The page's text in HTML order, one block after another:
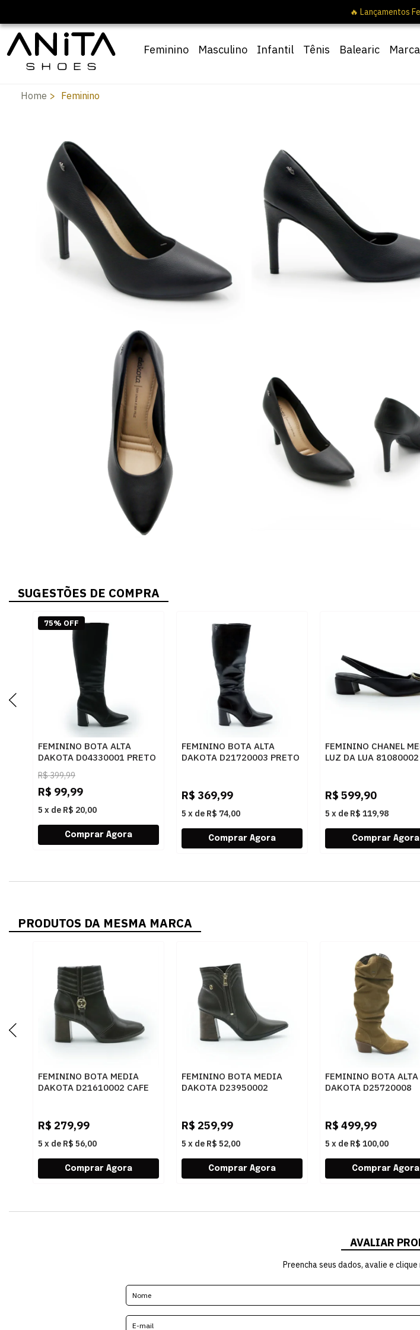
Feminino Masculino Infantil Tênis Balearic
Home Feminino
SUGESTÕES DE COMPRA
FEMININO BOTA ALTA
DAKOTA D04330001 PRETO
R$399,99
R$ 99,99
5 x de R$ 20,00
75% OFF
FEMININO BOTA ALTA
DAKOTA D21720003 PRETO
R$ 369,99
5 x de R$ 74,00
FEMININO CHANEL
LUZ DA LUA 81080002
R$ 599,90
5 x de R$ 119,98
PRODUTOS DA MESMA MARCA
FEMININO BOTA MEDIA
DAKOTA D21610002 CAFE
R$ 279,99
5 x de R$ 56,00
FEMININO BOTA MEDIA
DAKOTA D23950002
R$ 259,99
5 x de R$ 52,00
FEMININO BOTA ALTA
DAKOTA D25720008
R$ 499,99
5 x de R$ 100,00
AVALIAR
Preencha seus dados, avalie e